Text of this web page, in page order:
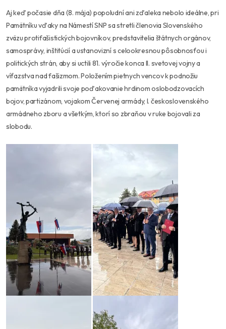
Aj keď počasie dňa (8. mája) popoludní ani zďaleka nebolo ideálne, pri
Pamätníku vďaky na Námestí SNP sa stretli členovia Slovenského
zväzu protifašistických bojovníkov, predstavitelia štátnych orgánov,
samosprávy, inštitúcií a ustanovizní s celookresnou pôsobnosťou i
politických strán, aby si uctili 81. výročie konca II. svetovej vojny a
víťazstva nad fašizmom. Položením pietnych vencov k podnožiu
pamätníka vyjadrili svoje poďakovanie hrdinom oslobodzovacích
bojov, partizánom, vojakom Červenej armády, I. československého
armádneho zboru a všetkým, ktorí so zbraňou v ruke bojovali za
slobodu.